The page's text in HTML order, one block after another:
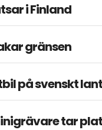
i Finland
gränsen
på svenskt
tar